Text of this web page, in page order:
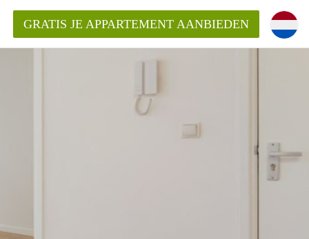
GRATIS JE APPARTEMENT AANBIEDEN